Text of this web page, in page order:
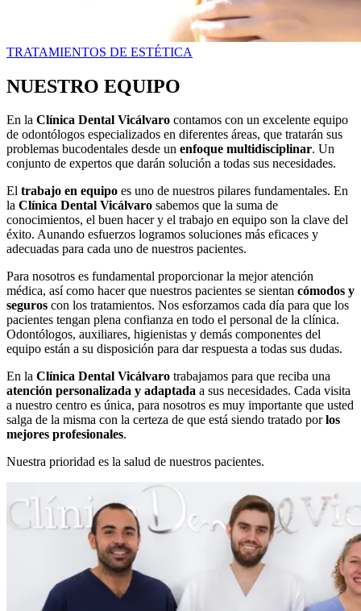
TRATAMIENTOS DE ESTÉTICA
NUESTRO EQUIPO
En la Clínica Dental Vicálvaro contamos con un excelente equipo
de odontólogos especializados en diferentes áreas, que tratarán sus
problemas bucodentales desde un enfoque multidisciplinar. Un
conjunto de expertos que darán solución a todas sus necesidades.
El trabajo en equipo es uno de nuestros pilares fundamentales. En
la Clínica Dental Vicálvaro sabemos que la suma de
conocimientos, el buen hacer y el trabajo en equipo son la clave del
éxito. Aunando esfuerzos logramos soluciones más eficaces y
adecuadas para cada uno de nuestros pacientes.
Para nosotros es fundamental proporcionar la mejor atención
médica, así como hacer que nuestros pacientes se sientan cómodos y
seguros con los tratamientos. Nos esforzamos cada día para que los
pacientes tengan plena confianza en todo el personal de la clínica.
Odontólogos, auxiliares, higienistas y demás componentes del
equipo están a su disposición para dar respuesta a todas sus dudas.
En la Clínica Dental Vicálvaro trabajamos para que reciba una
atención personalizada y adaptada a sus necesidades. Cada visita
a nuestro centro es única, para nosotros es muy importante que usted
salga de la misma con la certeza de que está siendo tratado porlos
mejores profesionales.
Nuestra prioridad es la salud de nuestros pacientes.